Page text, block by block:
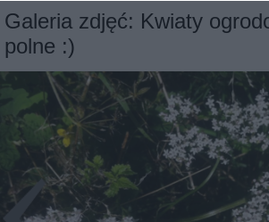
Galeria zdjęć: Kwiaty
polne :)